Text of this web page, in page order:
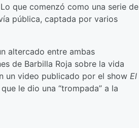
que comenzó como una serie de
pública, captada por varios
altercado entre ambas
de Barbilla Roja sobre la vida
un video publicado por el show El
le dio una “trompada” a la